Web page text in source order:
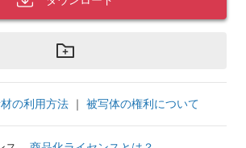
の利用方法 ｜ 被写体の権利について